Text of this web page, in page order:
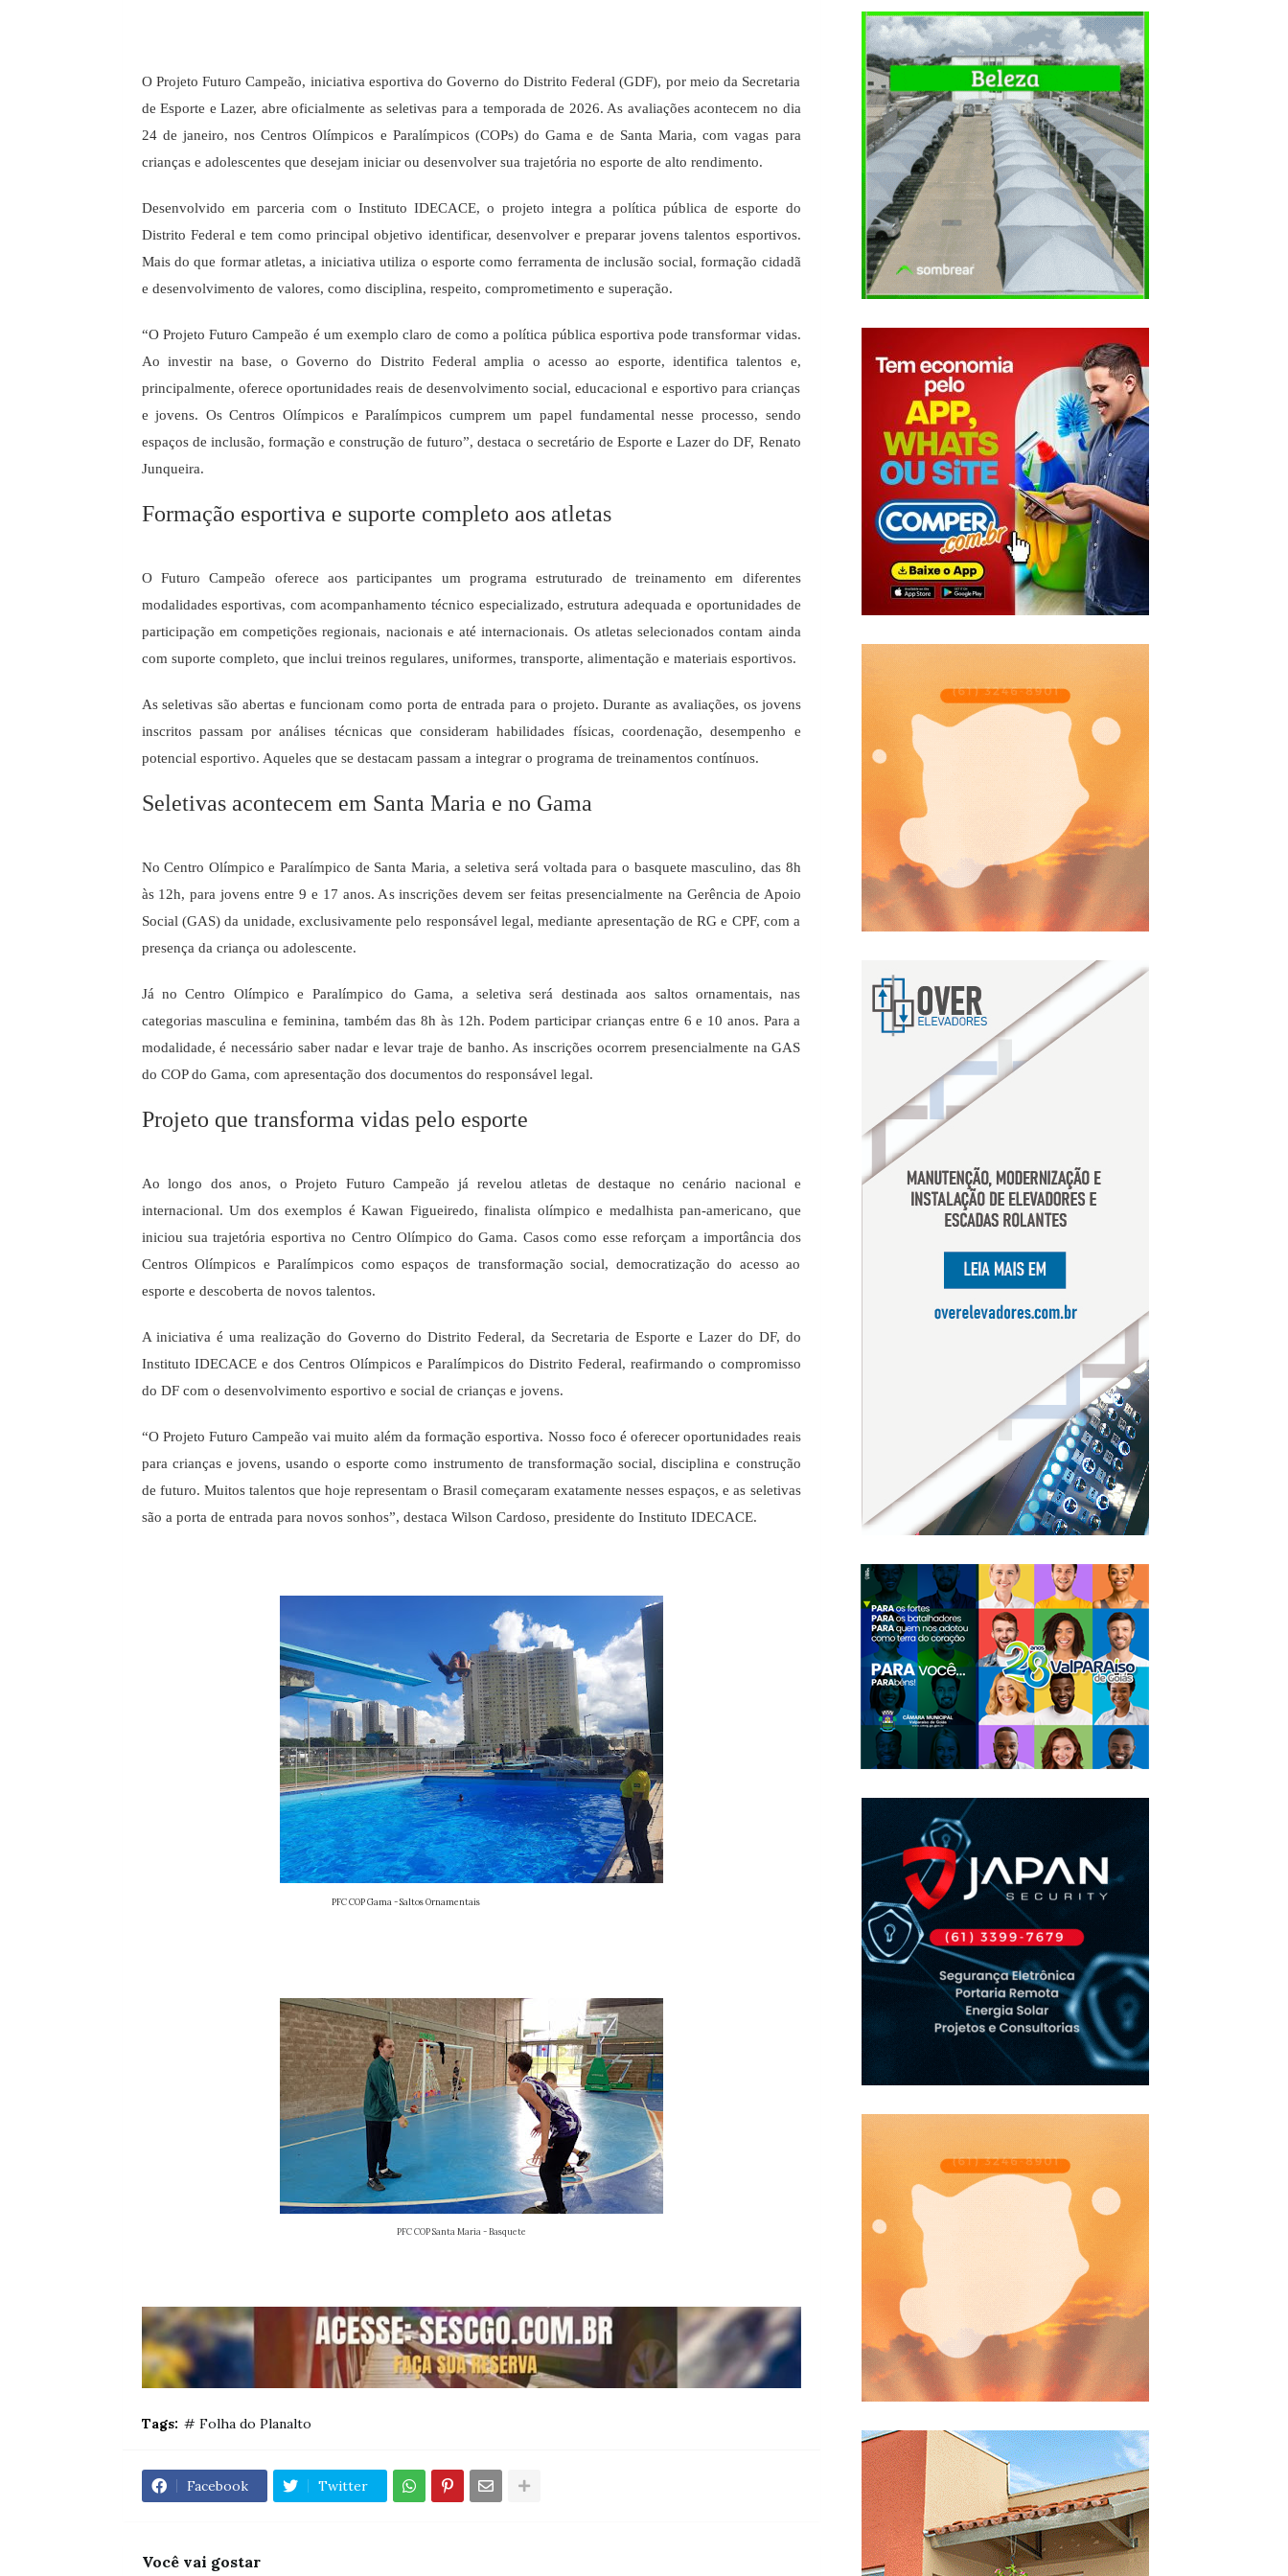
O Projeto Futuro Campeão, iniciativa esportiva do Governo do Distrito Federal (GDF), por meio da Secretaria
de Esporte e Lazer, abre oficialmente as seletivas para a temporada de 2026. As avaliações acontecem no dia
24 de janeiro, nos Centros Olímpicos e Paralímpicos (COPs) do Gama e de Santa Maria, com vagas para
crianças e adolescentes que desejam iniciar ou desenvolver sua trajetória no esporte de alto rendimento.
Desenvolvido em parceria com o Instituto IDECACE, o projeto integra a política pública de esporte do
Distrito Federal e tem como principal objetivo identificar, desenvolver e preparar jovens talentos esportivos.
Mais do que formar atletas, a iniciativa utiliza o esporte como ferramenta de inclusão social, formação cidadã
e desenvolvimento de valores, como disciplina, respeito, comprometimento e superação.
“O Projeto Futuro Campeão é um exemplo claro de como a política pública esportiva pode transformar vidas.
Ao investir na base, o Governo do Distrito Federal amplia o acesso ao esporte, identifica talentos e,
principalmente, oferece oportunidades reais de desenvolvimento social, educacional e esportivo para crianças
e jovens. Os Centros Olímpicos e Paralímpicos cumprem um papel fundamental nesse processo, sendo
espaços de inclusão, formação e construção de futuro”, destaca o secretário de Esporte e Lazer do DF, Renato
Junqueira.
Formação esportiva e suporte completo aos atletas
O Futuro Campeão oferece aos participantes um programa estruturado de treinamento em diferentes
modalidades esportivas, com acompanhamento técnico especializado, estrutura adequada e oportunidades de
participação em competições regionais, nacionais e até internacionais. Os atletas selecionados contam ainda
com suporte completo, que inclui treinos regulares, uniformes, transporte, alimentação e materiais esportivos.
As seletivas são abertas e funcionam como porta de entrada para o projeto. Durante as avaliações, os jovens
inscritos passam por análises técnicas que consideram habilidades físicas, coordenação, desempenho e
potencial esportivo. Aqueles que se destacam passam a integrar o programa de treinamentos contínuos.
Seletivas acontecem em Santa Maria e no Gama
No Centro Olímpico e Paralímpico de Santa Maria, a seletiva será voltada para o basquete masculino, das 8h
às 12h, para jovens entre 9 e 17 anos. As inscrições devem ser feitas presencialmente na Gerência de Apoio
Social (GAS) da unidade, exclusivamente pelo responsável legal, mediante apresentação de RG e CPF, com a
presença da criança ou adolescente.
Já no Centro Olímpico e Paralímpico do Gama, a seletiva será destinada aos saltos ornamentais, nas
categorias masculina e feminina, também das 8h às 12h. Podem participar crianças entre 6 e 10 anos. Para a
modalidade, é necessário saber nadar e levar traje de banho. As inscrições ocorrem presencialmente na GAS
do COP do Gama, com apresentação dos documentos do responsável legal.
Projeto que transforma vidas pelo esporte
Ao longo dos anos, o Projeto Futuro Campeão já revelou atletas de destaque no cenário nacional e
internacional. Um dos exemplos é Kawan Figueiredo, finalista olímpico e medalhista pan-americano, que
iniciou sua trajetória esportiva no Centro Olímpico do Gama. Casos como esse reforçam a importância dos
Centros Olímpicos e Paralímpicos como espaços de transformação social, democratização do acesso ao
esporte e descoberta de novos talentos.
A iniciativa é uma realização do Governo do Distrito Federal, da Secretaria de Esporte e Lazer do DF, do
Instituto IDECACE e dos Centros Olímpicos e Paralímpicos do Distrito Federal, reafirmando o compromisso
do DF com o desenvolvimento esportivo e social de crianças e jovens.
“O Projeto Futuro Campeão vai muito além da formação esportiva. Nosso foco é oferecer oportunidades reais
para crianças e jovens, usando o esporte como instrumento de transformação social, disciplina e construção
de futuro. Muitos talentos que hoje representam o Brasil começaram exatamente nesses espaços, e as seletivas
são a porta de entrada para novos sonhos”, destaca Wilson Cardoso, presidente do Instituto IDECACE.
PFC COP Gama - Saltos Ornamentais
PFC COP Santa Maria - Basquete
Tags: # Folha do Planalto
Facebook Twitter
Você vai gostar